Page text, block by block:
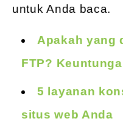
untuk Anda baca.
Apakah yang
FTP?
5 layanan
situs web Anda